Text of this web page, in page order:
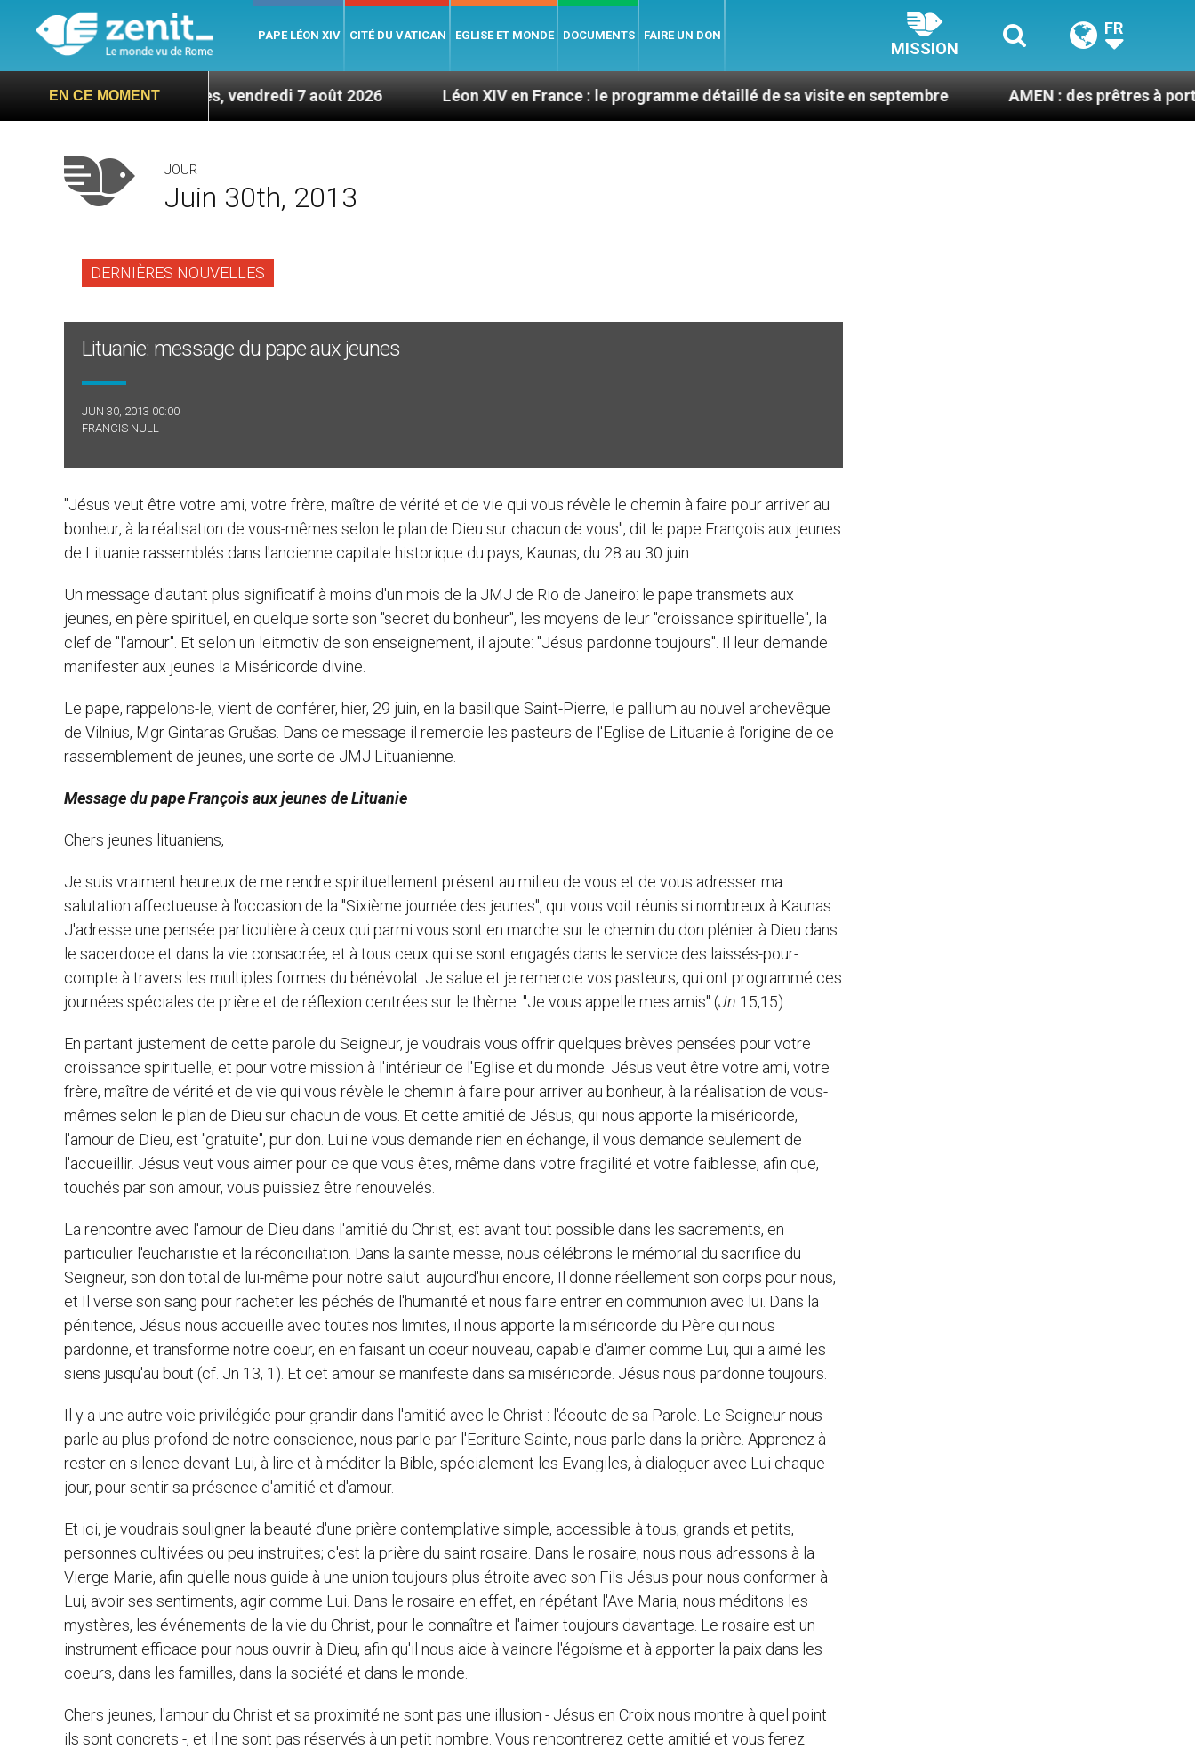
PAPE LÉON XIV CITÉ DU VATICAN EGLISE ET MONDE DOCUMENTS FAIRE UN DON
MISSION
FR
EN CE MOMENT
– 7 titres, vendredi 7 août 2026 Léon XIV en France : le programme détaillé de sa visite en septembre AMEN : des prêtres à portée de clic
JOUR
Juin 30th, 2013
DERNIÈRES NOUVELLES
Lituanie: message du pape aux jeunes
JUN 30, 2013 00:00
FRANCIS NULL
"Jésus veut être votre ami, votre frère, maître de vérité et de vie qui vous révèle le chemin à faire pour arriver au
bonheur, à la réalisation de vous-mêmes selon le plan de Dieu sur chacun de vous", dit le pape François aux jeunes
de Lituanie rassemblés dans l'ancienne capitale historique du pays, Kaunas, du 28 au 30 juin.
Un message d'autant plus significatif à moins d'un mois de la JMJ de Rio de Janeiro: le pape transmets aux
jeunes, en père spirituel, en quelque sorte son "secret du bonheur", les moyens de leur "croissance spirituelle", la
clef de "l'amour". Et selon un leitmotiv de son enseignement, il ajoute: "Jésus pardonne toujours". Il leur demande
manifester aux jeunes la Miséricorde divine.
Le pape, rappelons-le, vient de conférer, hier, 29 juin, en la basilique Saint-Pierre, le pallium au nouvel archevêque
de Vilnius, Mgr Gintaras Grušas. Dans ce message il remercie les pasteurs de l'Eglise de Lituanie à l'origine de ce
rassemblement de jeunes, une sorte de JMJ Lituanienne.
Message du pape François aux jeunes de Lituanie
Chers jeunes lituaniens,
Je suis vraiment heureux de me rendre spirituellement présent au milieu de vous et de vous adresser ma
salutation affectueuse à l'occasion de la "Sixième journée des jeunes", qui vous voit réunis si nombreux à Kaunas.
J'adresse une pensée particulière à ceux qui parmi vous sont en marche sur le chemin du don plénier à Dieu dans
le sacerdoce et dans la vie consacrée, et à tous ceux qui se sont engagés dans le service des laissés-pour-
compte à travers les multiples formes du bénévolat. Je salue et je remercie vos pasteurs, qui ont programmé ces
journées spéciales de prière et de réflexion centrées sur le thème: "Je vous appelle mes amis" (Jn 15,15).
En partant justement de cette parole du Seigneur, je voudrais vous offrir quelques brèves pensées pour votre
croissance spirituelle, et pour votre mission à l'intérieur de l'Eglise et du monde. Jésus veut être votre ami, votre
frère, maître de vérité et de vie qui vous révèle le chemin à faire pour arriver au bonheur, à la réalisation de vous-
mêmes selon le plan de Dieu sur chacun de vous. Et cette amitié de Jésus, qui nous apporte la miséricorde,
l'amour de Dieu, est "gratuite", pur don. Lui ne vous demande rien en échange, il vous demande seulement de
l'accueillir. Jésus veut vous aimer pour ce que vous êtes, même dans votre fragilité et votre faiblesse, afin que,
touchés par son amour, vous puissiez être renouvelés.
La rencontre avec l'amour de Dieu dans l'amitié du Christ, est avant tout possible dans les sacrements, en
particulier l'eucharistie et la réconciliation. Dans la sainte messe, nous célébrons le mémorial du sacrifice du
Seigneur, son don total de lui-même pour notre salut: aujourd'hui encore, Il donne réellement son corps pour nous,
et Il verse son sang pour racheter les péchés de l'humanité et nous faire entrer en communion avec lui. Dans la
pénitence, Jésus nous accueille avec toutes nos limites, il nous apporte la miséricorde du Père qui nous
pardonne, et transforme notre coeur, en en faisant un coeur nouveau, capable d'aimer comme Lui, qui a aimé les
siens jusqu'au bout (cf. Jn 13, 1). Et cet amour se manifeste dans sa miséricorde. Jésus nous pardonne toujours.
Il y a une autre voie privilégiée pour grandir dans l'amitié avec le Christ : l'écoute de sa Parole. Le Seigneur nous
parle au plus profond de notre conscience, nous parle par l'Ecriture Sainte, nous parle dans la prière. Apprenez à
rester en silence devant Lui, à lire et à méditer la Bible, spécialement les Evangiles, à dialoguer avec Lui chaque
jour, pour sentir sa présence d'amitié et d'amour.
Et ici, je voudrais souligner la beauté d'une prière contemplative simple, accessible à tous, grands et petits,
personnes cultivées ou peu instruites; c'est la prière du saint rosaire. Dans le rosaire, nous nous adressons à la
Vierge Marie, afin qu'elle nous guide à une union toujours plus étroite avec son Fils Jésus pour nous conformer à
Lui, avoir ses sentiments, agir comme Lui. Dans le rosaire en effet, en répétant l'Ave Maria, nous méditons les
mystères, les événements de la vie du Christ, pour le connaître et l'aimer toujours davantage. Le rosaire est un
instrument efficace pour nous ouvrir à Dieu, afin qu'il nous aide à vaincre l'égoïsme et à apporter la paix dans les
coeurs, dans les familles, dans la société et dans le monde.
Chers jeunes, l'amour du Christ et sa proximité ne sont pas une illusion - Jésus en Croix nous montre à quel point
ils sont concrets -, et il ne sont pas réservés à un petit nombre. Vous rencontrerez cette amitié et vous ferez